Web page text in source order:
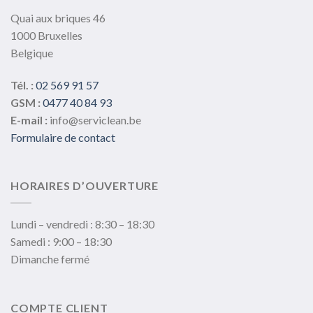
page
du
produit
Quai aux briques 46
1000 Bruxelles
Belgique
Tél. : 02 569 91 57
GSM : 0477 40 84 93
E-mail : info@serviclean.be
Formulaire de contact
HORAIRES D’OUVERTURE
Lundi – vendredi : 8:30 – 18:30
Samedi : 9:00 – 18:30
Dimanche fermé
COMPTE CLIENT